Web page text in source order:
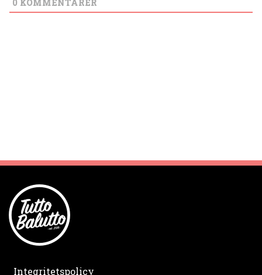
0 KOMMENTARER
Integritetspolicy